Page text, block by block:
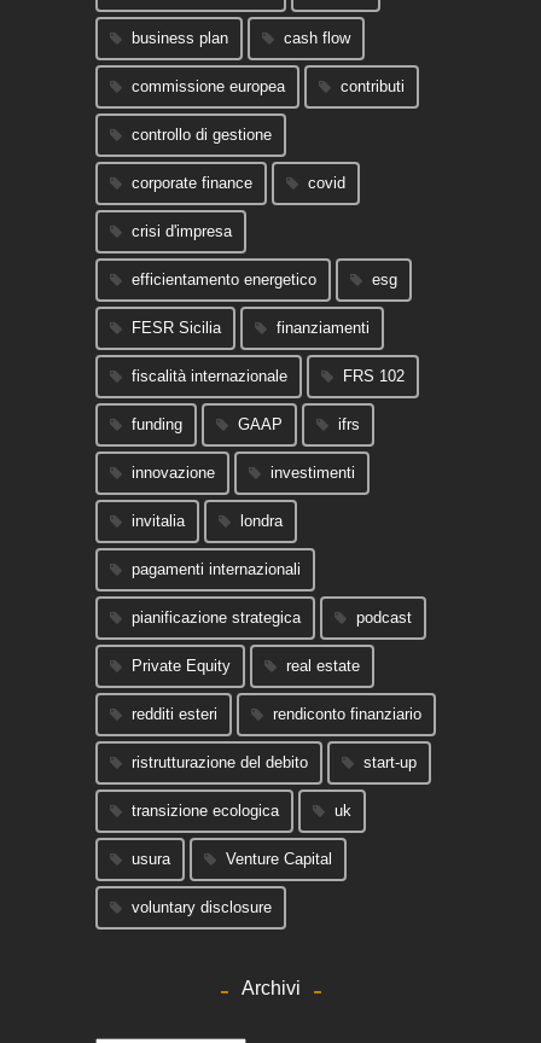
business plan cash flow
commissione europea contributi
controllo di gestione
corporate finance covid
crisi d'impresa
efficientamento energetico esg
FESR Sicilia finanziamenti
fiscalità internazionale FRS 102
funding GAAP ifrs
innovazione investimenti
invitalia londra
pagamenti internazionali
pianificazione strategica podcast
Private Equity real estate
redditi esteri rendiconto finanziario
ristrutturazione del debito start-up
transizione ecologica uk
usura Venture Capital
voluntary disclosure
Archivi